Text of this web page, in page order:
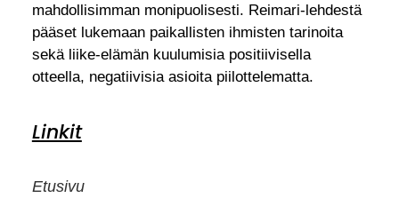
mahdollisimman monipuolisesti. Reimari-lehdestä
pääset lukemaan paikallisten ihmisten tarinoita
sekä liike-elämän kuulumisia positiivisella
otteella, negatiivisia asioita piilottelematta.
Linkit
Etusivu